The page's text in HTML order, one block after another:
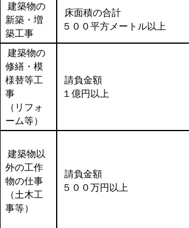
建築物の
新築・増
築工事
床面積の合計
５００平方メートル以上
建築物の
修繕・模
様替等工
事
（リフォ
ーム等）
請負金額
１億円以上
建築物以
外の工作
物の仕事
（土木工
事等）
請負金額
５００万円以上